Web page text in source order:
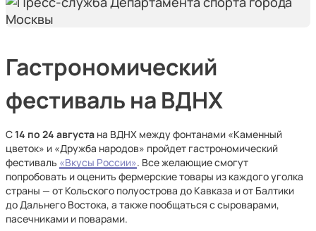
Гастрономический
фестиваль на ВДНХ
С14 по 24 августа на ВДНХ между фонтанами «Каменный
цветок» и «Дружба народов» пройдет гастрономический
фестиваль «Вкусы России». Все желающие смогут
попробовать и оценить фермерские товары из каждого уголка
страны — от Кольского полуострова до Кавказа и от Балтики
до Дальнего Востока, а также пообщаться с сыроварами,
пасечниками и поварами.